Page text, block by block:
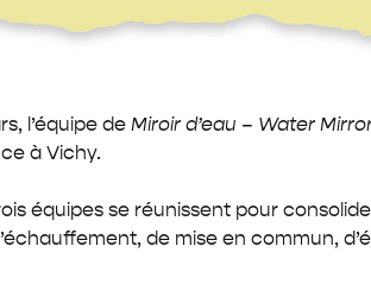
l’équipe de Miroir d’eau – Water
à Vichy.
équipes se réunissent pour
de mise en commun,